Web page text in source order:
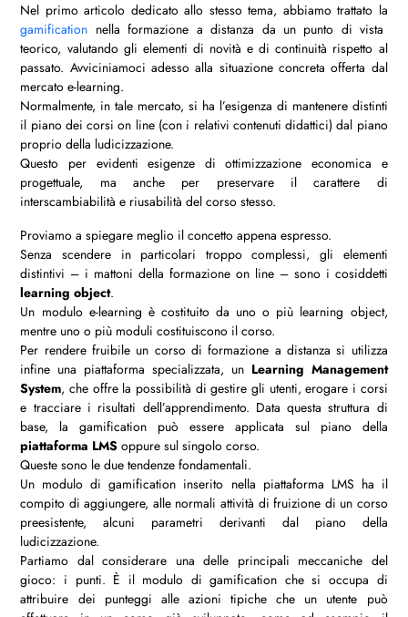
Nel primo articolo dedicato allo stesso tema, abbiamo trattato la
gamification nella formazione a distanza da un punto di vista
teorico, valutando gli elementi di novità e di continuità rispetto al
passato. Avviciniamoci adesso alla situazione concreta offerta dal
mercato e-learning.
Normalmente, in tale mercato, si ha l’esigenza di mantenere distinti
il piano dei corsi on line (con i relativi contenuti didattici) dal piano
proprio della ludicizzazione.
Questo per evidenti esigenze di ottimizzazione economica e
progettuale, ma anche per preservare il carattere di
interscambiabilità e riusabilità del corso stesso.
Proviamo a spiegare meglio il concetto appena espresso.
Senza scendere in particolari troppo complessi, gli elementi
distintivi – i mattoni della formazione on line – sono i cosiddetti
learning object.
Un modulo e-learning è costituito da uno o più learning object,
mentre uno o più moduli costituiscono il corso.
Per rendere fruibile un corso di formazione a distanza si utilizza
infine una piattaforma specializzata, un Learning Management
System, che offre la possibilità di gestire gli utenti, erogare i corsi
e tracciare i risultati dell’apprendimento. Data questa struttura di
base, la gamification può essere applicata sul piano della
piattaforma LMS oppure sul singolo corso.
Queste sono le due tendenze fondamentali.
Un modulo di gamification inserito nella piattaforma LMS ha il
compito di aggiungere, alle normali attività di fruizione di un corso
preesistente, alcuni parametri derivanti dal piano della
ludicizzazione.
Partiamo dal considerare una delle principali meccaniche del
gioco: i punti. È il modulo di gamification che si occupa di
attribuire dei punteggi alle azioni tipiche che un utente può